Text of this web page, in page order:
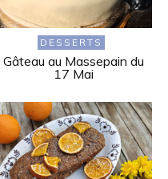
DESSERTS
Gâteau au Massepain du
17 Mai